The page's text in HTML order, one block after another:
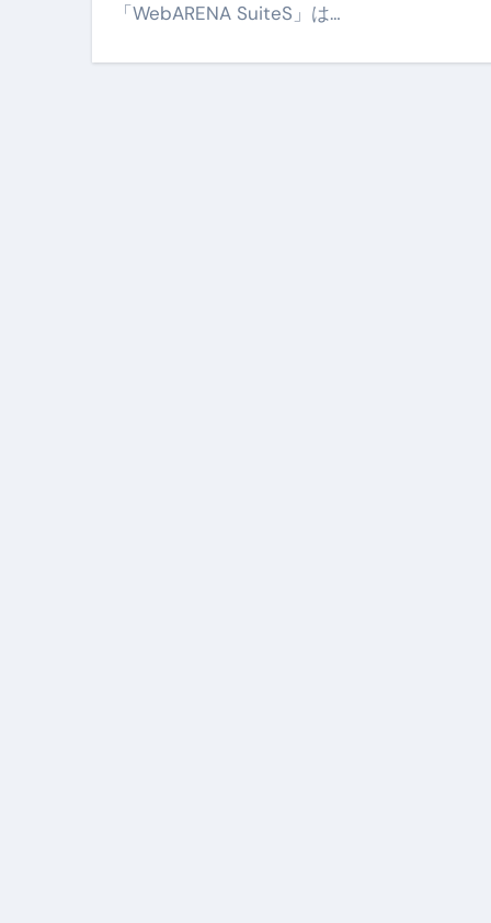
【ひろゆき】借金1億円あり
ムームードメイン 2月のおす
FRONTIER スーパーセール
英語が「聞こえる・分かる・
「WebARENA SuiteS」は…